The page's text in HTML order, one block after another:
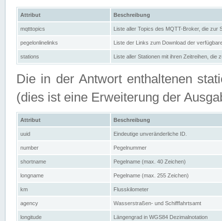
Attribut Beschreibung
mqtttopics Liste aller Topics des MQTT-Broker, die zur
pegelonlinelinks Liste der Links zum Download der
stations Liste aller Stationen mit ihren Zeitreihen, die
Die in der Antwort enthaltenen
(dies ist eine Erweiterung der
Attribut Beschreibung
uuid Eindeutige unveränderliche ID.
number Pegelnummer
shortname Pegelname (max. 40 Zeichen)
longname Pegelname (max. 255 Zeichen)
km Flusskilometer
agency Wasserstraßen- und Schifffahrtsamt
longitude Längengrad in WGS84 Dezimalnotation